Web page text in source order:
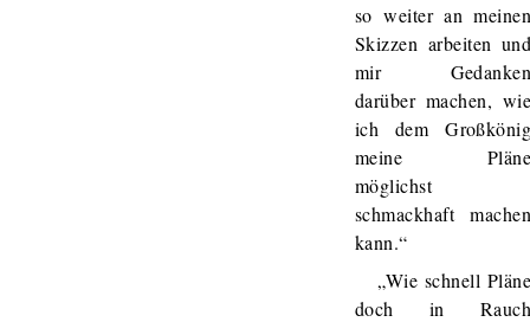
so weiter an
Skizzen arbeiten
mir
darüber machen,
ich dem
meine
möglichst
schmackhaft
kann.“
„Wie schnell
doch in